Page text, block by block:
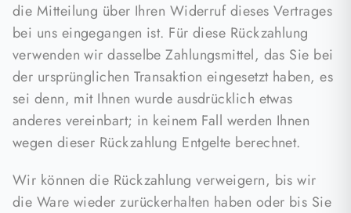
die Mitteilung über Ihren Widerruf dieses Vertrages
bei uns eingegangen ist. Für diese Rückzahlung
verwenden wir dasselbe Zahlungsmittel, das Sie bei
der ursprünglichen Transaktion eingesetzt haben, es
sei denn, mit Ihnen wurde ausdrücklich etwas
anderes vereinbart; in keinem Fall werden Ihnen
wegen dieser Rückzahlung Entgelte berechnet.
Wir können die Rückzahlung verweigern, bis wir
die Ware wieder zurückerhalten haben oder bis Sie